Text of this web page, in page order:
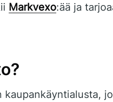
Markvexo:ää ja
kaupankäyntialusta,